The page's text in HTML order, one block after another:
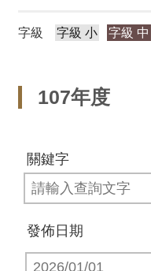
字級 字級 小 字級 中
107年度
關鍵字
發佈日期